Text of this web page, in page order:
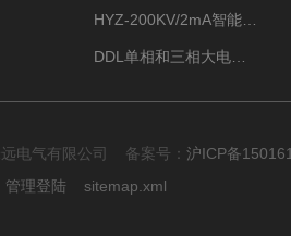
电气有限公司 备案号： 沪ICP备
管理登陆 sitemap.xml